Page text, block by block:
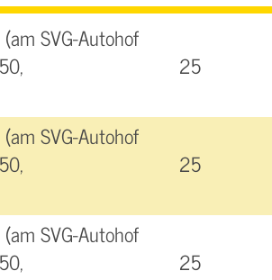
SVG-Autohof
25
SVG-Autohof
25
SVG-Autohof
25